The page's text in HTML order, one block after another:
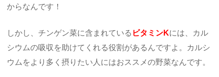
からなんです！
しかし、チンゲン菜に含まれている ビタミンKには、カル
シウムの吸収を助けてくれる役割があるんですよ。カルシ
ウムをより多く摂りたい人にはおススメの野菜なんです。